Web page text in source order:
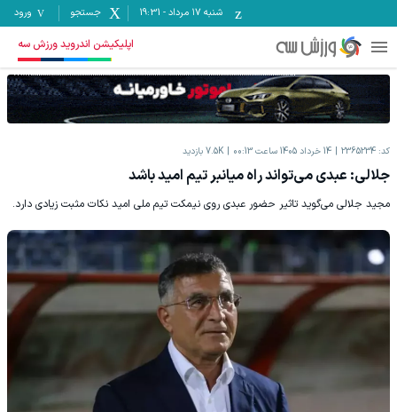
شنبه ۱۷ مرداد -
19:31 جستجو ورود
اپلیکیشن اندروید ورزش سه
کد: 2365234 14 خرداد 1405 ساعت 00:13 7.5K بازدید
جلالی: عبدی می‌تواند راه میانبر تیم امید باشد
مجید جلالی می‌گوید تاثیر حضور عبدی روی نیمکت تیم ملی امید نکات مثبت زیادی دارد.